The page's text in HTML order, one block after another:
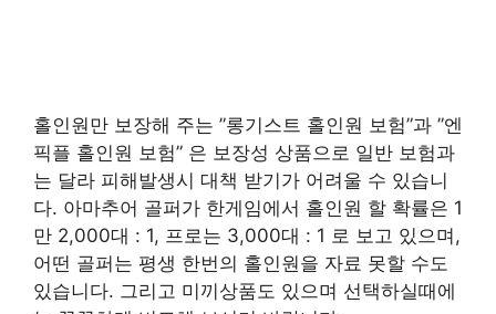
홀인원만 보장해 주는 ”롱기스트 홀인원 보험”과 ”엔
픽플 홀인원 보험” 은 보장성 상품으로 일반 보험과
는 달라 피해발생시 대책 받기가 어려울 수 있습니
다. 아마추어 골퍼가 한게임에서 홀인원 할 확률은 1
만 2,000대 : 1, 프로는 3,000대 : 1 로 보고 있으며,
어떤 골퍼는 평생 한번의 홀인원을 자료 못할 수도
있습니다. 그리고 미끼상품도 있으며 선택하실때에